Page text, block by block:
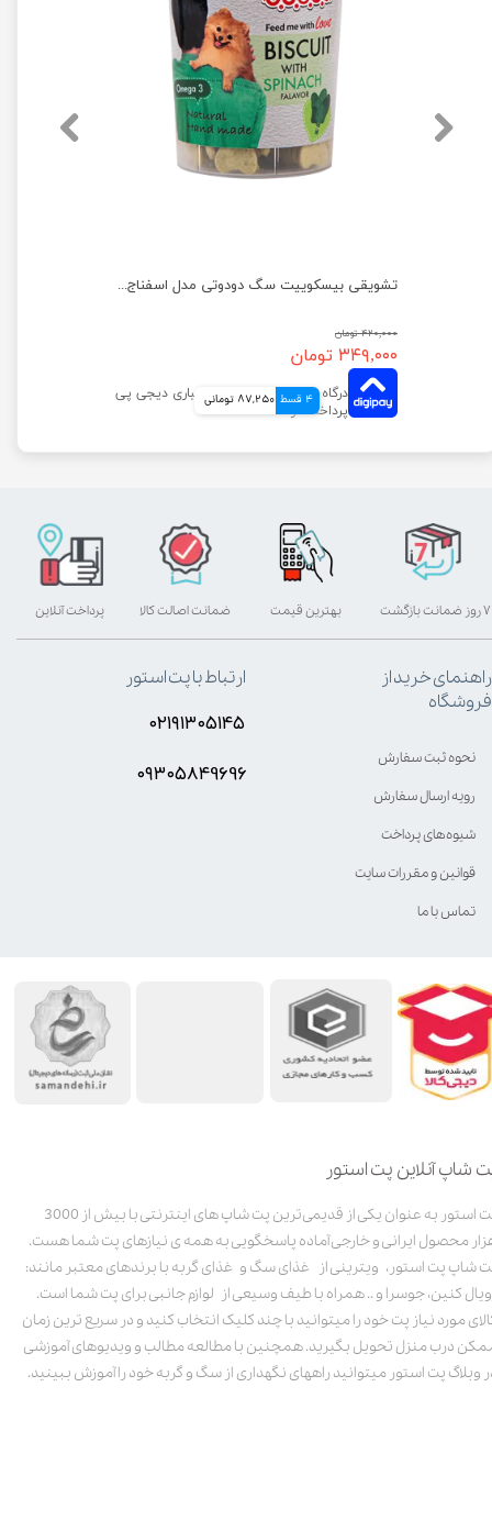
تشویقی بیسکوییت سگ دودوتی مدل اسفناج وزن 150 گرم
۴۲۰,۰۰۰ تومان
۳۴۹,۰۰۰ تومان
4 قسط 87,250 تومانی
شاپ آنلاین پت استور
پت استور به عنوان یکی از قدیمی‌ترین پت شاپ های اینترنتی با بیش از 3000
محصول ایرانی و خارجی آماده پاسخگویی به همه ی نیازهای پت شما هست.
شاپ پت استور، ویترینی از غذای سگ و غذای گربه با برندهای معتبر مانند:
کنین، جوسرا و .. همراه با طیف وسیعی از لوازم جانبی برای پت شما است.
مورد نیاز پت خود را میتوانید با چند کلیک انتخاب کنید و در سریع ترین زمان
درب منزل تحویل بگیرید. همچنین با مطالعه مطالب و ویدیوهای آموزشی
وبلاگ پت استور میتوانید راههای نگهداری از سگ و گربه خود را آموزش ببینید.
بهترین قیمت پرداخت آنلاین ۷ روز ضمانت بازگشت ضمانت اصالت کالا
راهنمای خرید از
فروشگاه
نحوه ثبت سفارش
رویه ارسال سفارش
شیوه‌های پرداخت
قوانین و مقررات سایت
تماس با ما
ارتباط با پت استور
۰۲۱۹۱۳۰۵۱۴۵
۰۹۳۰۵8۴9696